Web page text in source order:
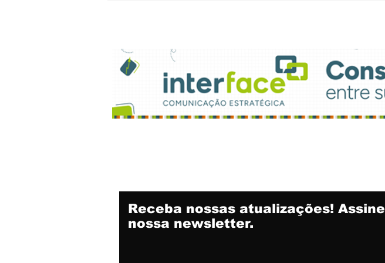
Receba nossas atualizações! Assine
nossa newsletter.